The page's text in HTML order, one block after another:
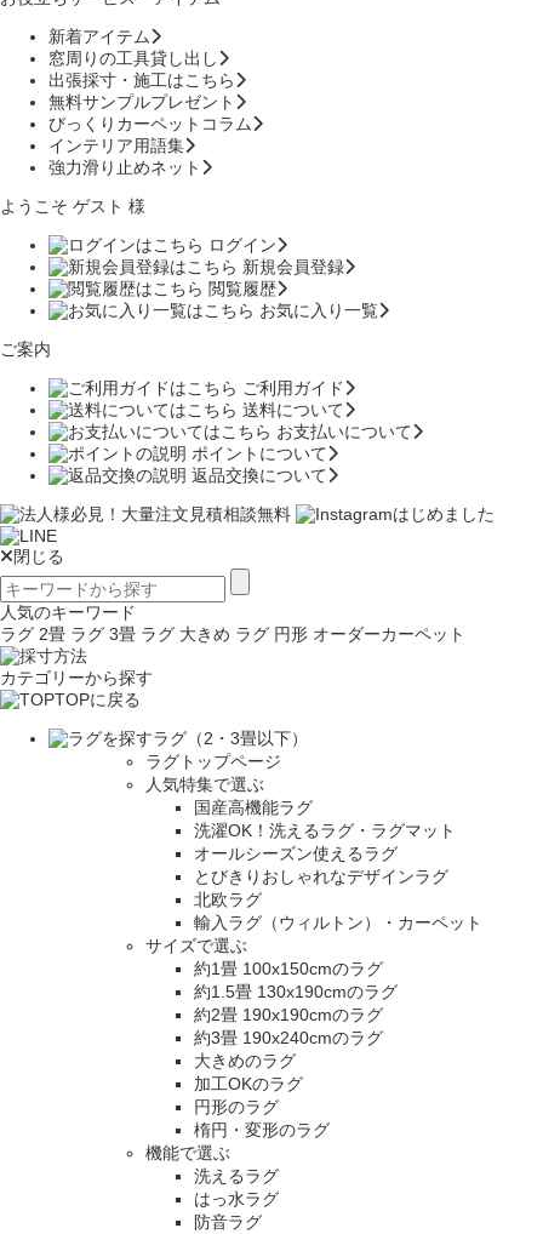
新着アイテム
窓周りの工具貸し出し
出張採寸・施工はこちら
無料サンプルプレゼント
びっくりカーペットコラム
インテリア用語集
強力滑り止めネット
ようこそ ゲスト 様
ログイン
新規会員登録
閲覧履歴
お気に入り一覧
ご案内
ご利用ガイド
送料について
お支払いについて
ポイントについて
返品交換について
閉じる
人気のキーワード
ラグ 2畳 ラグ 3畳 ラグ 大きめ ラグ 円形 オーダーカーペット
カテゴリーから探す
TOPに戻る
ラグ（2・3畳以下）
ラグトップページ
人気特集で選ぶ
国産高機能ラグ
洗濯OK！洗えるラグ・ラグマット
オールシーズン使えるラグ
とびきりおしゃれなデザインラグ
北欧ラグ
輸入ラグ（ウィルトン）・カーペット
サイズで選ぶ
約1畳 100x150cmのラグ
約1.5畳 130x190cmのラグ
約2畳 190x190cmのラグ
約3畳 190x240cmのラグ
大きめのラグ
加工OKのラグ
円形のラグ
楕円・変形のラグ
機能で選ぶ
洗えるラグ
はっ水ラグ
防音ラグ